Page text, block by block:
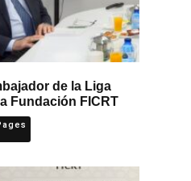
de la Liga
Fundación FICRT